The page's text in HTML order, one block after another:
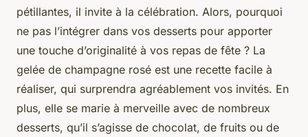
pétillantes, il invite à la célébration. Alors, pourquoi
ne pas l’intégrer dans vos desserts pour apporter
une touche d’originalité à vos repas de fête ? La
gelée de champagne rosé est une recette facile à
réaliser, qui surprendra agréablement vos invités. En
plus, elle se marie à merveille avec de nombreux
desserts, qu’il s’agisse de chocolat, de fruits ou de